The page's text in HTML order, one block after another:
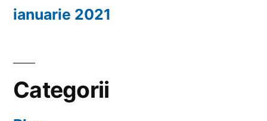
ianuarie 2021
Categorii